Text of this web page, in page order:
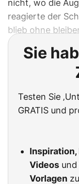
nicht, wo die
reagierte der
blieb ohne
Sie
Testen Sie
GRATIS und
Videos und
Vorlagen